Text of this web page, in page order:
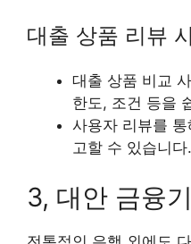
대출 상품 리뷰
대출 상품 비교
한도, 조건 등을
사용자 리뷰를
고할 수 있습니다.
3, 대안 금융